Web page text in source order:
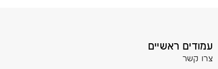
עמודים ראשיים
צרו קשר